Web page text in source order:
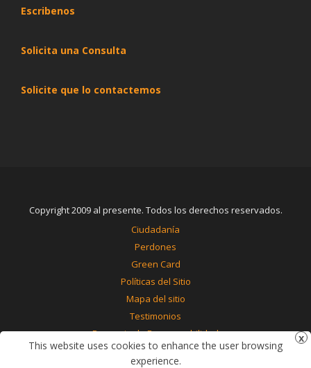
Escribenos
Solicita una Consulta
Solicite que lo contactemos
Copyright 2009 al presente. Todos los derechos reservados.
Ciudadanía
Perdones
Green Card
Políticas del Sitio
Mapa del sitio
Testimonios
Renuncia de Responsabilidad
Contáctenos
This website uses cookies to enhance the user browsing
experience.